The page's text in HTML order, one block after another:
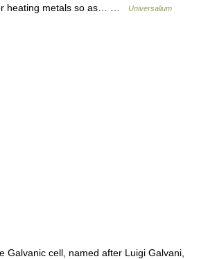
heating metals so as… …
Universalium
Galvanic cell, named after Luigi Galvani,